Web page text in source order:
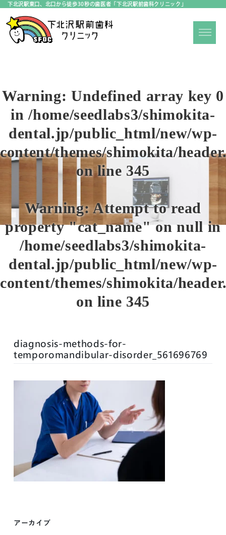
下北沢駅東口、北口から徒歩30秒の歯医者「下北沢駅前歯科クリニック」
Warning: Undefined array key 0
in/home/seedlabs3/shimokita-
dental.jp/public_html/new/wp-
content/themes/shimokita/
on line 345
Warning: Attempt to read
property "cat_name" on null in
/home/seedlabs3/shimokita-
dental.jp/public_html/new/wp-
content/themes/shimokita/
on line 345
diagnosis-methods-for-
temporomandibular-disorder_561696769
アーカイブ